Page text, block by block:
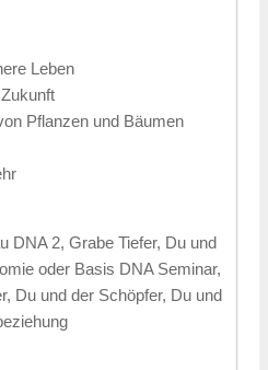
Leben
Pflanzen und Bäumen
DNA 2, Grabe Tiefer, Du und
oder Basis DNA Seminar,
Du und der Schöpfer, Du und